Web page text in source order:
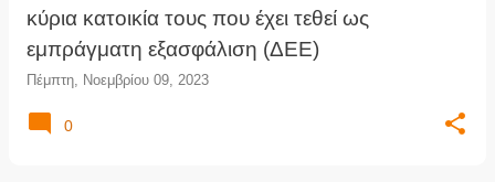
κύρια κατοικία τους που έχει τεθεί ως
εμπράγματη εξασφάλιση (ΔΕΕ)
Πέμπτη, Νοεμβρίου 09, 2023
0